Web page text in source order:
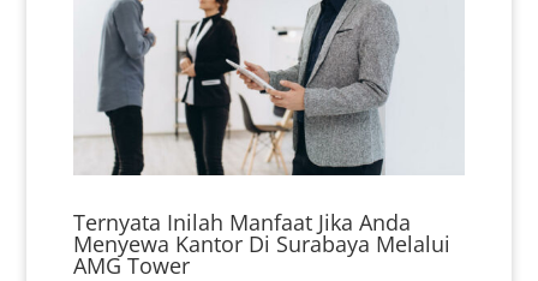
Ternyata Inilah Manfaat Jika Anda
Menyewa Kantor Di Surabaya Melalui
AMG Tower